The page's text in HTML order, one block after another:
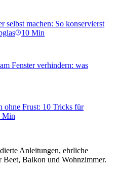
selbst machen: So konservierst
10 Min
Fenster verhindern: was
ohne Frust: 10 Tricks für
Min
Anleitungen, ehrliche
Beet, Balkon und Wohnzimmer.